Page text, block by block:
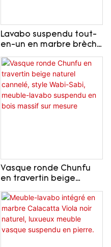
Lavabo suspendu tout-
en-un en marbre brèche
cannelé naturel Chunfu
Vasque ronde Chunfu
en travertin beige
naturel cannelé, style
Wabi-Sabi, meuble-
lavabo suspendu en
bois massif sur mesure